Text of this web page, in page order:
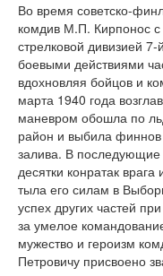
Во время советско-
комдив М.П. Кирпонос
стрелковой дивизией
боевыми действиями
вдохновляя бойцов и
марта 1940 года
маневром обошла по
район и выбила финнов
залива. В последующие
десятки конратак
тыла его силам в
успех других частей
за умелое
мужество и героизм
Петровичу присвоено